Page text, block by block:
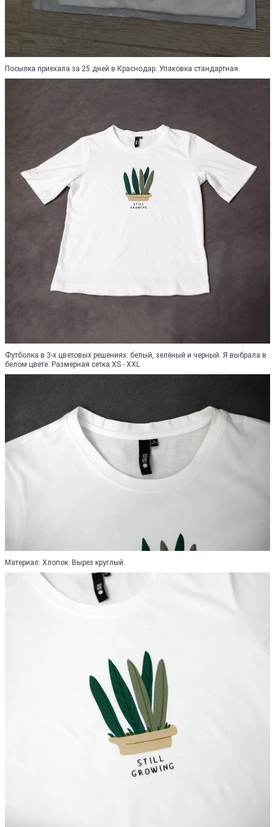
Посылка приехала за 25 дней в Краснодар. Упаковка стандартная.
Футболка в 3-х цветовых решениях: белый, зелёный и черный. Я выбрала в
белом цвете. Размерная сетка XS - XXL
Материал: Хлопок. Вырез круглый.